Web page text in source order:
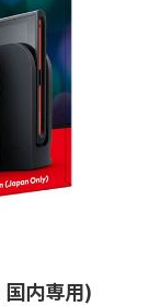
内専用)